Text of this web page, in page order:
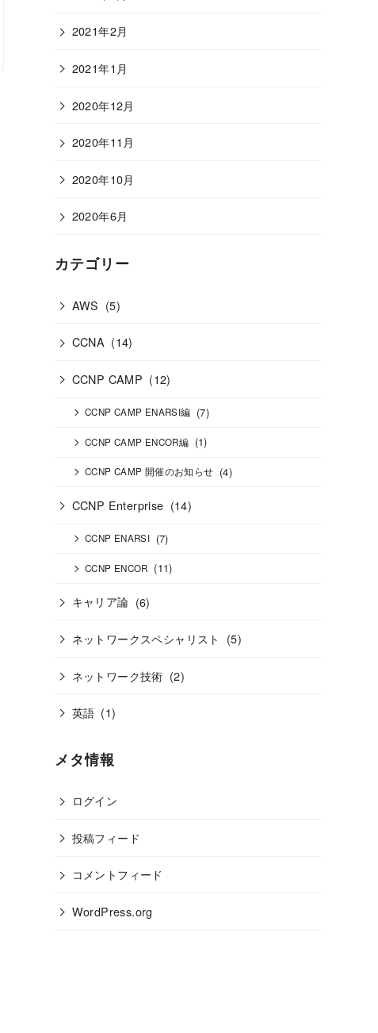
2021年2月
2021年1月
2020年12月
2020年11月
2020年10月
2020年6月
カテゴリー
AWS (5)
CCNA (14)
CCNP CAMP (12)
CCNP CAMP ENARSI編 (7)
CCNP CAMP ENCOR編 (1)
CCNP CAMP 開催のお知らせ (4)
CCNP Enterprise (14)
CCNP ENARSI (7)
CCNP ENCOR (11)
キャリア論 (6)
ネットワークスペシャリスト (5)
ネットワーク技術 (2)
英語 (1)
メタ情報
ログイン
投稿フィード
コメントフィード
WordPress.org